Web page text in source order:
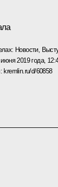
Новости,
2019 года,
kremlin.ru/d/60858